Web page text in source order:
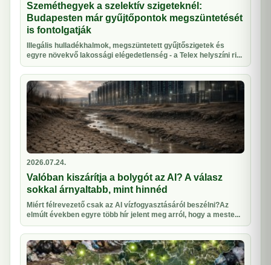
Szeméthegyek a szelektív szigeteknél:
Budapesten már gyűjtőpontok megszüntetését
is fontolgatják
Illegális hulladékhalmok, megszüntetett gyűjtőszigetek és
egyre növekvő lakossági elégedetlenség - a Telex helyszíni ri...
2026.07.24.
Valóban kiszárítja a bolygót az AI? A válasz
sokkal árnyaltabb, mint hinnéd
Miért félrevezető csak az AI vízfogyasztásáról beszélni?Az
elmúlt években egyre több hír jelent meg arról, hogy a meste...